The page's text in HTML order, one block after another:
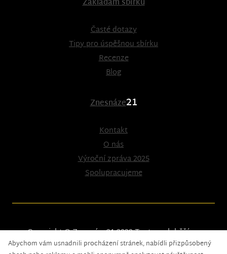
Časté dotazy
Tipy pro úspěšnou sbírku
Recenze
Blog
Znesnáze21
Kontakt
O nás
Výroční zpráva 2025
Spolupracujeme
Copyright © Znesnáze21 2023Tento web běží na
solidpixels.
Abychom vám usnadnili procházení stránek, nabídli přizpůsobený